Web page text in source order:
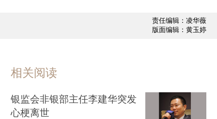
责任编辑：凌华薇
版面编辑：黄玉婷
相关阅读
银监会非银部主任李建华突发
心梗离世